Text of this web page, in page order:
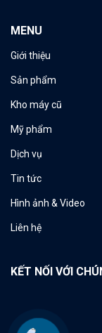
MENU
Giới thiệu
Sản phẩm
Kho máy cũ
Mỹ phẩm
Dịch vụ
Tin tức
Hình ảnh & Video
Liên hệ
KẾT NỐI VỚI